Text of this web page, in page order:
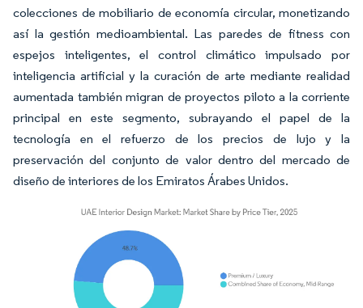
colecciones de mobiliario de economía circular, monetizando
así la gestión medioambiental. Las paredes de fitness con
espejos inteligentes, el control climático impulsado por
inteligencia artificial y la curación de arte mediante realidad
aumentada también migran de proyectos piloto a la corriente
principal en este segmento, subrayando el papel de la
tecnología en el refuerzo de los precios de lujo y la
preservación del conjunto de valor dentro del mercado de
diseño de interiores de los Emiratos Árabes Unidos.